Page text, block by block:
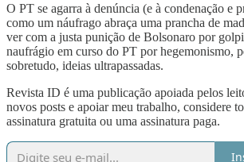
O PT se agarra à denúncia (e à condenação e
como um náufrago abraça uma prancha de
ver com a justa punição de Bolsonaro por
naufrágio em curso do PT por hegemonismo,
sobretudo, ideias ultrapassadas.
Revista ID é uma publicação apoiada pelos
novos posts e apoiar meu trabalho, considere
assinatura gratuita ou uma assinatura paga.